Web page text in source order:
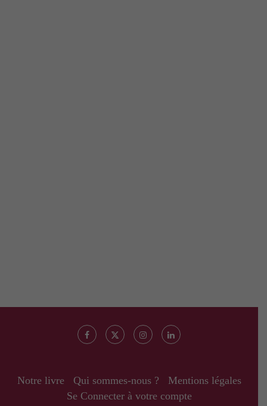
Notre livre Qui sommes-nous ?
Mentions légales
Se Connecter à votre compte